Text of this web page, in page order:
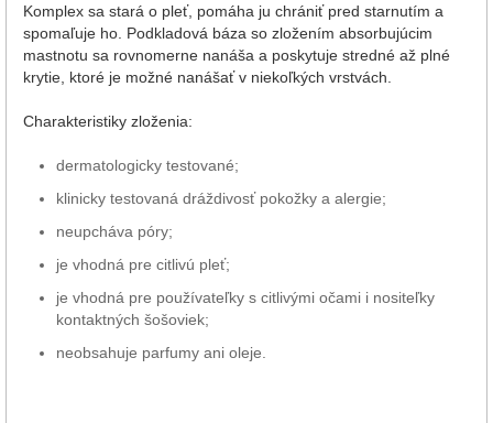
Komplex sa stará o pleť, pomáha ju chrániť pred starnutím a
spomaľuje ho. Podkladová báza so zložením absorbujúcim
mastnotu sa rovnomerne nanáša a poskytuje stredné až plné
krytie, ktoré je možné nanášať v niekoľkých vrstvách.
Charakteristiky zloženia:
dermatologicky testované;
klinicky testovaná dráždivosť pokožky a alergie;
neupcháva póry;
je vhodná pre citlivú pleť;
je vhodná pre používateľky s citlivými očami i nositeľky
kontaktných šošoviek;
neobsahuje parfumy ani oleje.